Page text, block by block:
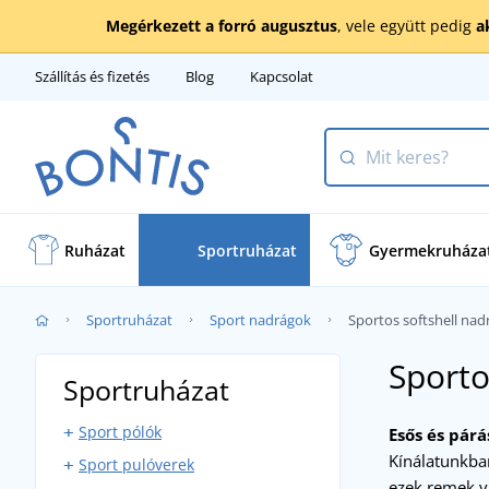
Megérkezett a forró augusztus, vele együtt pedig
Szállítás és fizetés Blog Kapcsolat
Ruházat Sportruházat
Sportruházat Sport nadrágok Sportos softshell
Esős és
Sportruházat
Sport pólók
Sport atléták
Sport pulóverek